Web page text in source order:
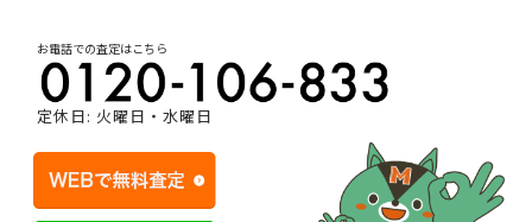
お電話での査定はこちら
定休日: 火曜日・水曜日